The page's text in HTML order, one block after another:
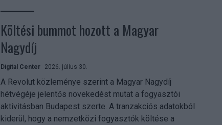
Költési bummot hozott a Magyar
Nagydíj
Digital Center 2026. július 30.
A Revolut közleménye szerint a Magyar Nagydíj
hétvégéje jelentős növekedést mutat a fogyasztói
aktivitásban Budapest szerte. A tranzakciós adatokból
kiderül, hogy a nemzetközi fogyasztók költése a